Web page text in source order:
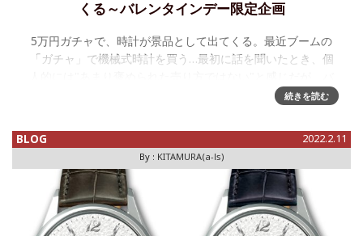
くる～バレンタインデー限定企画
5万円ガチャで、時計が景品として出てくる。最近ブームの
「ガチャ」で機械式時計を買う…最初に話を聞いたとき、個
レンタインにむけた2月13日までの期間限定企画ということな
続きを読む
BLOG 2022.2.11
By : KITAMURA(a-ls)